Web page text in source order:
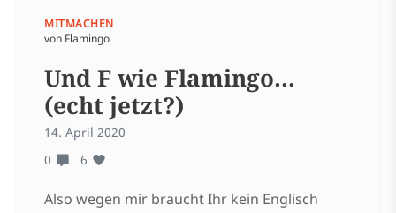
MITMACHEN
von Flamingo
Und F wie Flamingo…
(echt jetzt?)
14. April 2020
0
6
Also wegen mir braucht Ihr kein Englisch